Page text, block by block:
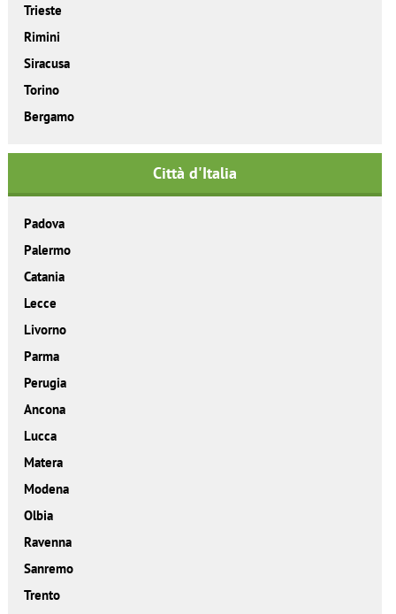
Trieste
Rimini
Siracusa
Torino
Bergamo
Città d'Italia
Padova
Palermo
Catania
Lecce
Livorno
Parma
Perugia
Ancona
Lucca
Matera
Modena
Olbia
Ravenna
Sanremo
Trento